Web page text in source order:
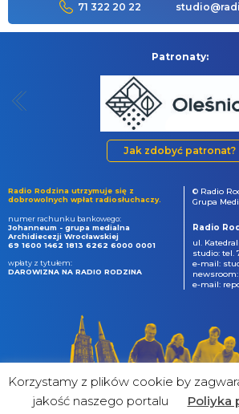
71 322 20 22
Patronaty:
Jak zdobyć patronat?
Radio Rodzina utrzymuje się z
dobrowolnych wpłat radiosłuchaczy.
numer rachunku bankowego:
Johanneum - grupa medialna
Archidiecezji Wrocławskiej
69 1600 1462 1813 6262 6000 0001
wpłaty z tytułem:
DAROWIZNA NA RADIO RODZINA
© Radio
Grupa
Radio
ul.
studio: tel.
e-mail:
newsroom:
e-mail:
Korzystamy z plików cookie by
jakość naszego portalu
Poliyka